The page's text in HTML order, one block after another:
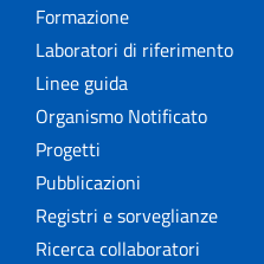
Formazione
Laboratori di riferimento
Linee guida
Organismo Notificato
Progetti
Pubblicazioni
Registri e sorveglianze
Ricerca collaboratori